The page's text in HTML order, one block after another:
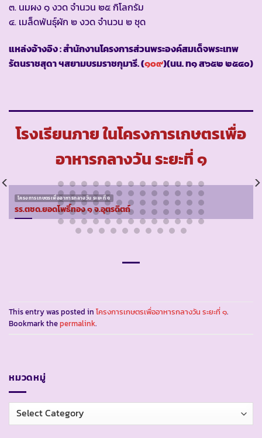
๓. นมผง ๑ งวด จำนวน ๒๕ กิโลกรัม
๔. เมล็ดพันธุ์ผัก ๒ งวด จำนวน ๒ ชุด
แหล่งอ้างอิง : สำนักงานโครงการส่วนพระองค์สมเด็จพระเทพ
รัตนราชสุดา ฯสยามบรมราชกุมารี. (๑๐๙)(นน. ท๑ ส๖๕๒ ๒๕๔๐)
โรงเรียนภาย ในโครงการเกษตรเพื่อ
อาหารกลางวัน ระยะที่ ๑
โครงการเกษตรเพื่ออาหารกลางวัน ระยะที่ ๑
รร.ตชด.ยอดโพธิ์ทอง ๑ จ.อุตรดิตถ์
This entry was posted in โครงการเกษตรเพื่ออาหารกลางวัน ระยะที่ ๑.
Bookmark thepermalink.
หมวดหมู่
หมวด
หมู่